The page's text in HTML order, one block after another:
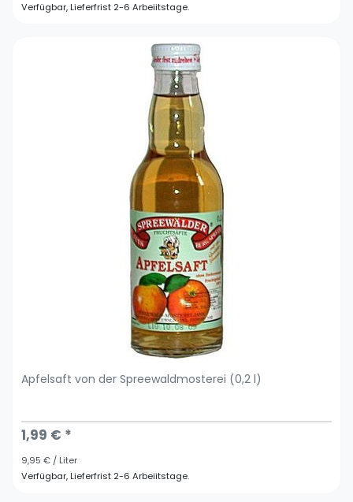
Verfügbar, Lieferfrist 2-6 Arbeiitstage.
Apfelsaft von der Spreewaldmosterei (0,2 l)
1,99 € *
9,95 € / Liter
Verfügbar, Lieferfrist 2-6 Arbeiitstage.